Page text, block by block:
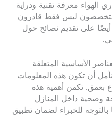
معرفة تقنية ودراية
ليس فقط قادرون
على تقديم نصائح حول
الأساسية المتعلقة
أن تكون هذه المعلومات
بعمق. تكمن أهمية هذه
وصحية داخل المنازل
بالتوجه للخبراء لضمان تطبيق